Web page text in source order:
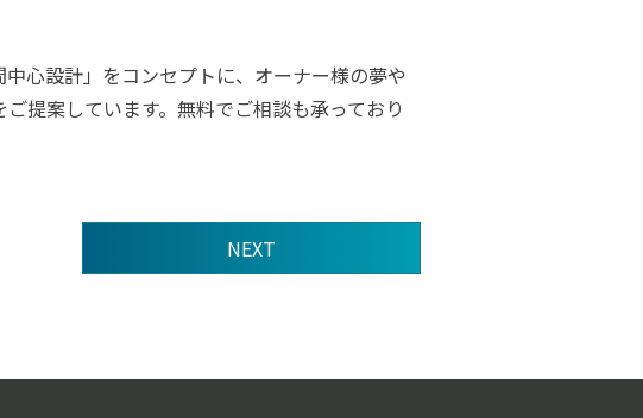
心設計」をコンセプトに、オーナー様の夢や
提案しています。無料でご相談も承っており
NEXT